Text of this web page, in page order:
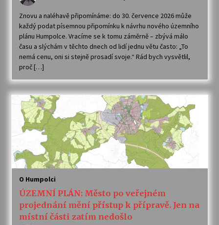
Znovu a naléhavě připomínáme: do 30. července 2026 může
každý podat písemnou připomínku k návrhu nového územního
plánu Humpolce. Vracíme se k tomu záměrně – zbývá málo
času a slýchám v těchto dnech od lidí jednu větu často: „To
nemá cenu, oni si stejně prosadí svoje.“ Rád bych vysvětlil,
proč […]
O Humpolci
ÚZEMNÍ PLÁN: Město po veřejném
projednání mění přístup k přípravě. Jen na
místní části zatím nedošlo